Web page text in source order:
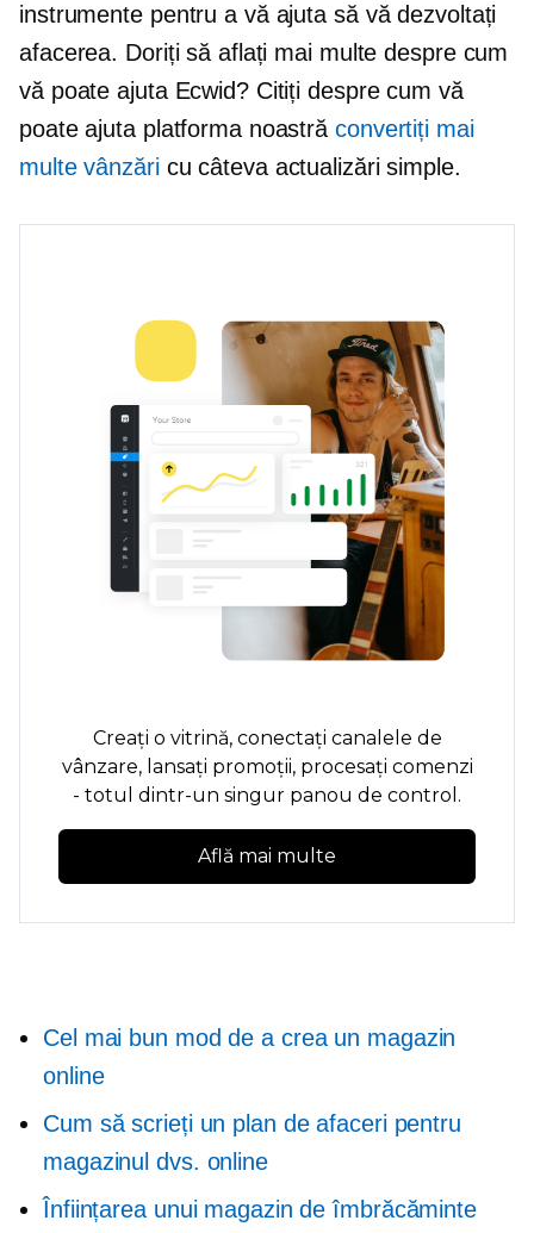
instrumente pentru a vă ajuta să vă dezvoltați
afacerea. Doriți să aflați mai multe despre cum
vă poate ajuta Ecwid? Citiți despre cum vă
poate ajuta platforma noastră convertiți mai
multe vânzăricu câteva actualizări simple.
Creați o vitrină, conectați canalele de
vânzare, lansați promoții, procesați comenzi
- totul dintr-un singur panou de control.
Află mai multe
Cel mai bun mod de a crea un magazin
online
Cum să scrieți un plan de afaceri pentru
magazinul dvs. online
Înființarea unui magazin de îmbrăcăminte